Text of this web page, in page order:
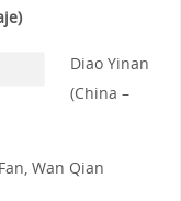
Diao Yinan
(China –
Wan Qian